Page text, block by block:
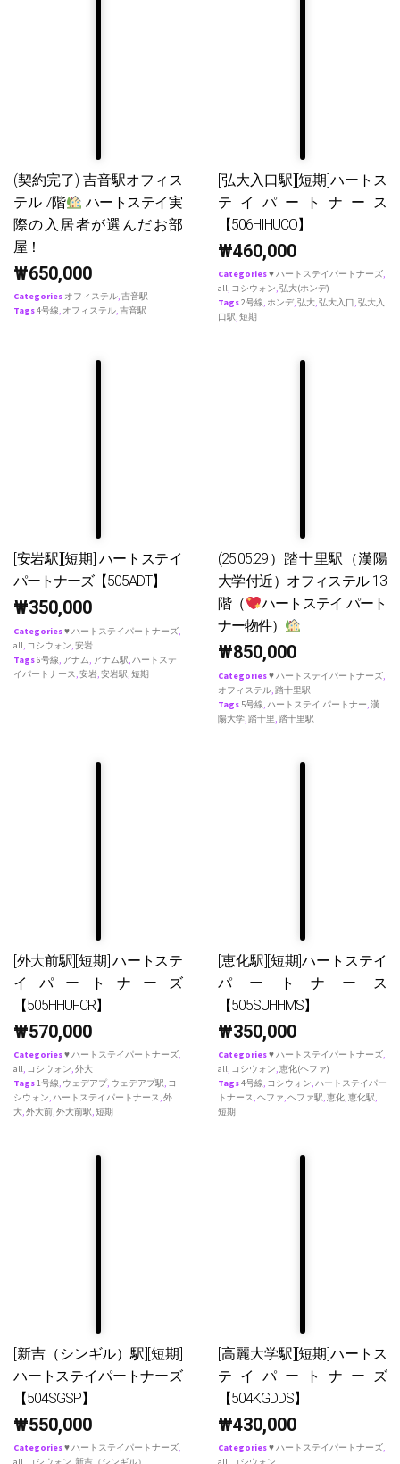
(契約完了) 吉音駅オフィス
テル 7階
ハートステイ実
際の入居者が選んだお部
屋！
₩650,000
Categories オフィステル,吉音駅
Tags4号線, オフィステル,吉音駅
[弘大入口駅][短期]ハートス
テイパートナース
【506HIHUCO】
₩460,000
Categories♥ ハートステイパートナーズ,
all, コシウォン,弘大(ホンデ)
Tags2号線,ホンデ,弘大,弘大入口,弘大入
口駅,短期
[安岩駅][短期] ハートステイ
パートナーズ【505ADT】
₩350,000
Categories♥ ハートステイパートナーズ
all コシウォン 安岩
Tags6号線 アナム アナム駅 ハートステ
イパートナース 安岩 安岩駅 短期
(25.05.29）踏十里駅（漢陽
大学付近）オフィステル 13
階（
ハートステイ パート
ナー物件）
₩850,000
Categories♥ ハートステイパートナーズ
オフィステル 踏十里駅
Tags 5号線 ハートステイ パートナー 漢
陽大学 踏十里 踏十里駅
[外大前駅][短期] ハートステ
イパートナーズ
【505HHUFCR】
₩570,000
Categories♥ ハートステイパートナーズ,
all, コシウォン,外大
Tags1号線, ウェデアプ, ウェデアプ駅, コ
シウォン,ハートステイパートナース,外
大,外大前,外大前駅,短期
[恵化駅][短期]ハートステイ
パートナース
【505SUHHMS】
₩350,000
Categories♥ ハートステイパートナーズ,
all, コシウォン,恵化(ヘファ)
Tags4号線, コシウォン,ハートステイパー
トナース,ヘファ,ヘファ駅,恵化,恵化駅,
短期
[新吉（シンギル）駅][短期]
ハートステイパートナーズ
【504SGSP】
₩550,000
Categories♥ ハートステイパートナーズ,
[高麗大学駅][短期]ハートス
テイパートナーズ
【504KGDDS】
₩430,000
Categories♥ ハートステイパートナーズ,